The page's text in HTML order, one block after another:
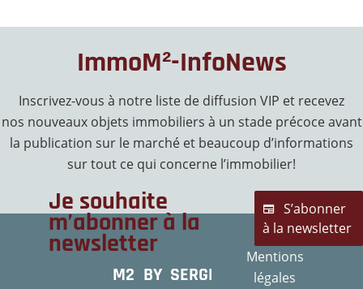
ImmoM²-InfoNews
Inscrivez-vous à notre liste de diffusion VIP et recevez
nos nouveaux objets immobiliers à un stade précoce avant
la publication sur le marché et beaucoup d’informations
sur tout ce qui concerne l’immobilier!
Je souhaite
m’abonner à la
newsletter
S’abonner
à la newsletter
M2 BY SERGE
Mentions
légales